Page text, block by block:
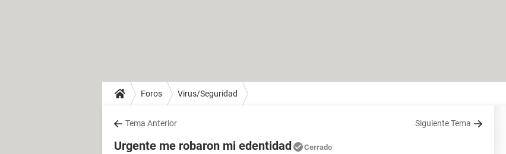
Foros Virus/Seguridad
Tema Anterior Siguiente Tema
Urgente me robaron mi edentidad Cerrado